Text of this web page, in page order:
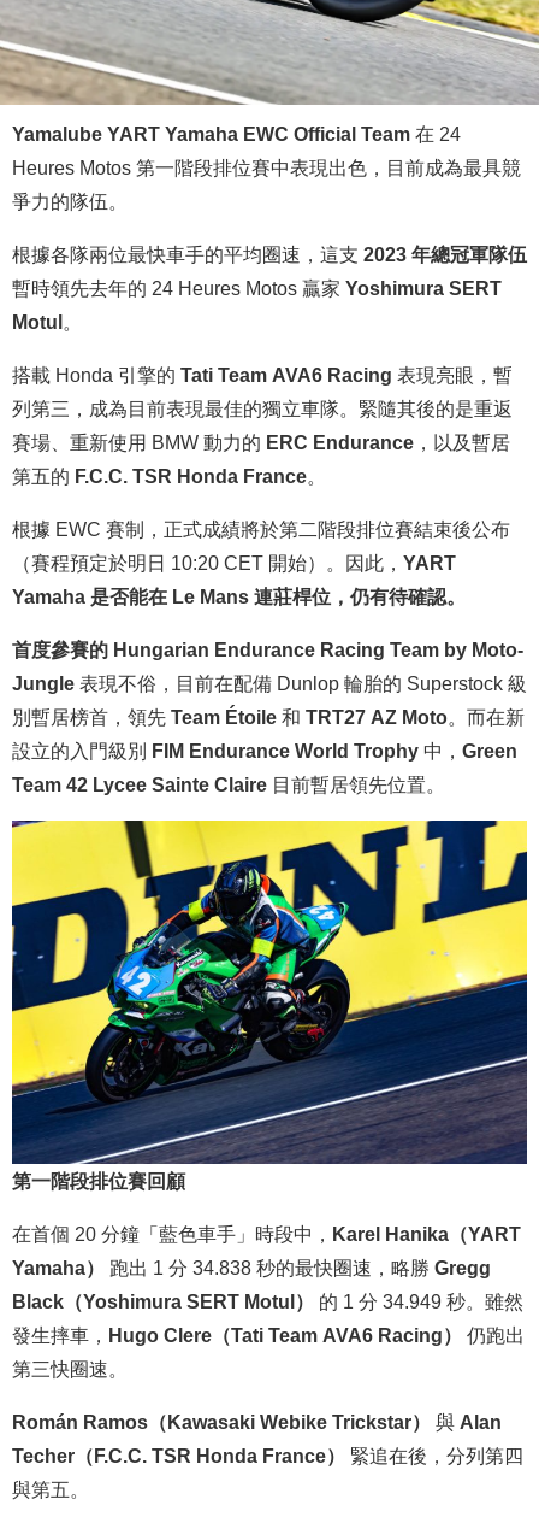
Yamalube YART Yamaha EWC Official Team 在 24
Heures Motos 第一階段排位賽中表現出色，目前成為最具競
爭力的隊伍。
根據各隊兩位最快車手的平均圈速，這支 2023 年總冠軍隊伍
暫時領先去年的 24 Heures Motos 贏家 Yoshimura SERT
Motul
搭載 Honda 引擎的 Tati Team AVA6 Racing 表現亮眼，暫
列第三，成為目前表現最佳的獨立車隊。緊隨其後的是重返
賽場、重新使用 BMW 動力的 ERC Endurance ，以及暫居
第五的 F.C.C. TSR Honda France
根據 EWC 賽制，正式成績將於第二階段排位賽結束後公布
（賽程預定於明日 10:20 CET 開始）。因此， YART
Yamaha 是否能在 Le Mans 連莊桿位，仍有待確認。
首度參賽的 Hungarian Endurance Racing Team by Moto-
Jungle 表現不俗，目前在配備 Dunlop 輪胎的 Superstock 級
別暫居榜首，領先 Team Étoile 和 TRT27 AZ Moto 。而在新
設立的入門級別
FIM Endurance World Trophy 中， Green
Team 42 Lycee Sainte Claire 目前暫居領先位置。
第一階段排位賽回顧
在首個 20 分鐘「藍色車手」時段中，
Karel Hanika（YART
Yamaha）
跑出 1 分 34.838 秒的最快圈速，略勝 Gregg
Black（Yoshimura SERT Motul）
的 1 分 34.949 秒。雖然
發生摔車，
Hugo Clere（Tati Team AVA6 Racing）
仍跑出
第三快圈速。
Román Ramos（Kawasaki Webike Trickstar） 與 Alan
Techer（F.C.C. TSR Honda France）
緊追在後，分列第四
與第五。